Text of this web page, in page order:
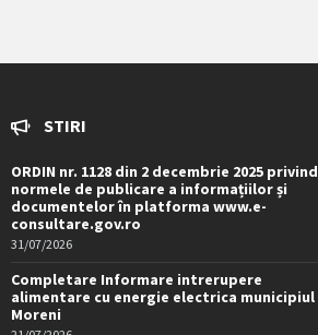
STIRI
ORDIN nr. 1128 din 2 decembrie 2025 privind
normele de publicare a informațiilor și
documentelor în platforma www.e-
consultare.gov.ro
31/07/2026
Completare Informare intrerupere
alimentare cu energie electrica municipiul
Moreni